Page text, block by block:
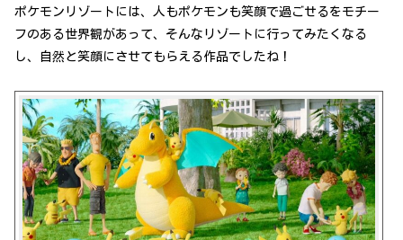
ポケモンリゾートには、人もポケモンも笑顔で過ごせるをモチー
フのある世界観があって、そんなリゾートに行ってみたくなる
し、自然と笑顔にさせてもらえる作品でしたね！